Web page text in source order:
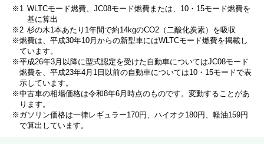
WLTCモード燃費、JC08モード燃費または、10・15モード燃費を
基に算出
杉の木1本あたり1年間で約14kgのCO2（二酸化炭素）を吸収
燃費は、平成30年10月からの新型車にはWLTCモード燃費を掲載し
ています。
平成26年3月以降に型式認定を受けた自動車についてはJC08モード
燃費を、平成23年4月1日以前の自動車については10・15モードで表
示しています。
中古車の相場価格は令和8年6月時点のものです。変動することがあ
ります。
ガソリン価格は一律レギュラー170円、ハイオク180円、軽油159円
で算出しています。